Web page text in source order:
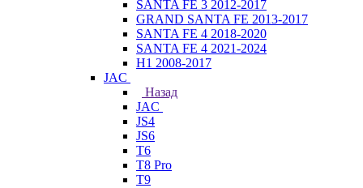
SANTA FE 3 2012-2017
GRAND SANTA FE 2013-2017
SANTA FE 4 2018-2020
SANTA FE 4 2021-2024
H1 2008-2017
JAC
Назад
JAC
JS4
JS6
T6
T8 Pro
T9